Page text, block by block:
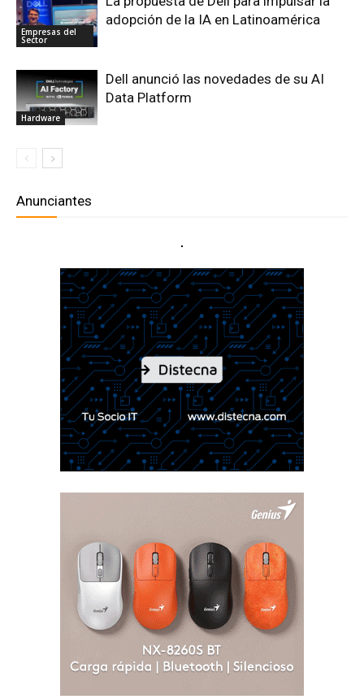
Empresas del
Sector
adopción de la IA en Latinoamérica
Hardware
Dell anunció las novedades de su AI
Data Platform
Anunciantes